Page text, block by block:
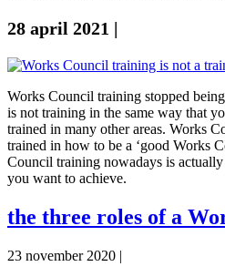
28 april 2021 |
Works Council training stopped
is not training in the same way that
trained in many other areas. Works
trained in how to be a ‘good Works
Council training nowadays is
you want to achieve.
the three roles of a
23 november 2020 |